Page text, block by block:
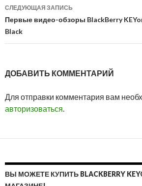
СЛЕДУЮЩАЯ ЗАПИСЬ
Первые видео-обзоры BlackBerry
Black
ДОБАВИТЬ КОММЕНТАРИЙ
Для отправки комментария вам
авторизоваться.
ВЫ МОЖЕТЕ КУПИТЬ BLACKBERRY